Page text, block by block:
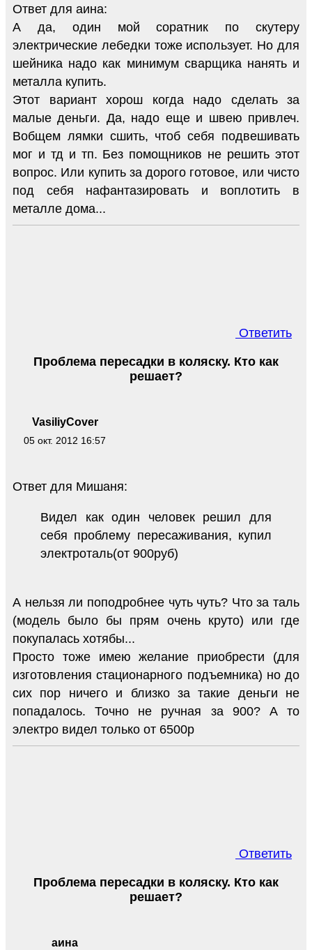
Ответ для аина:
А да, один мой соратник по скутеру
электрические лебедки тоже использует. Но для
шейника надо как минимум сварщика нанять и
металла купить.
Этот вариант хорош когда надо сделать за
малые деньги. Да, надо еще и швею привлеч.
Вобщем лямки сшить, чтоб себя подвешивать
мог и тд и тп. Без помощников не решить этот
вопрос. Или купить за дорого готовое, или чисто
под себя нафантазировать и воплотить в
металле дома...
Ответить
VasiliyCover
05 окт. 2012 16:57
Проблема пересадки в коляску. Кто как
решает?
Ответ для Мишаня:
Видел как один человек решил для
себя проблему пересаживания, купил
электроталь(от 900руб)
А нельзя ли поподробнее чуть чуть? Что за таль
(модель было бы прям очень круто) или где
покупалась хотябы...
Просто тоже имею желание приобрести (для
изготовления стационарного подъемника) но до
сих пор ничего и близко за такие деньги не
попадалось. Точно не ручная за 900? А то
электро видел только от 6500р
Ответить
аина
Проблема пересадки в коляску. Кто как
решает?